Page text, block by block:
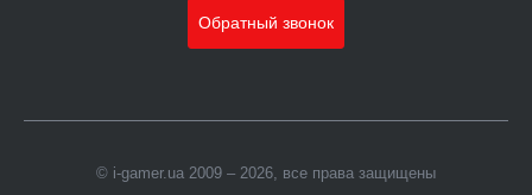
Обратный звонок
© i-gamer.ua 2009 – 2026, все права защищены